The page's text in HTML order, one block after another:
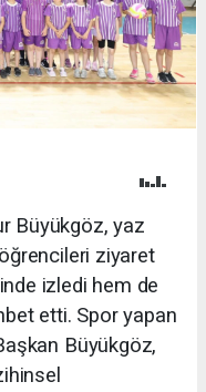
Büyükgöz, yaz
ziyaret
izledi hem de
etti. Spor yapan
Büyükgöz,